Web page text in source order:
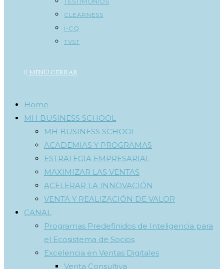
CLEARNESS
I-CQ
TVST
MENÚ CERRAR
Home
MH BUSINESS SCHOOL
MH BUSINESS SCHOOL
ACADEMIAS Y PROGRAMAS
ESTRATEGIA EMPRESARIAL
MAXIMIZAR LAS VENTAS
ACELERAR LA INNOVACIÓN
VENTA Y REALIZACIÓN DE VALOR
CANAL
Programas Predefinidos de Inteligencia para
el Ecosistema de Socios
Excelencia en Ventas Digitales
Venta Consultiva